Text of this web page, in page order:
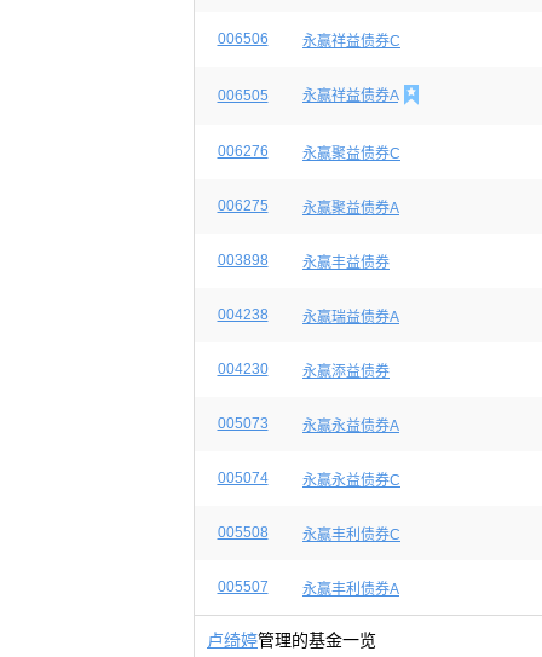
006506 永赢祥益债券C
006505 永赢祥益债券A 
006276 永赢聚益债券C
006275 永赢聚益债券A
003898 永赢丰益债券
004238 永赢瑞益债券A
004230 永赢添益债券
005073 永赢永益债券A
005074 永赢永益债券C
005508 永赢丰利债券C
005507 永赢丰利债券A
卢绮婷管理的基金一览